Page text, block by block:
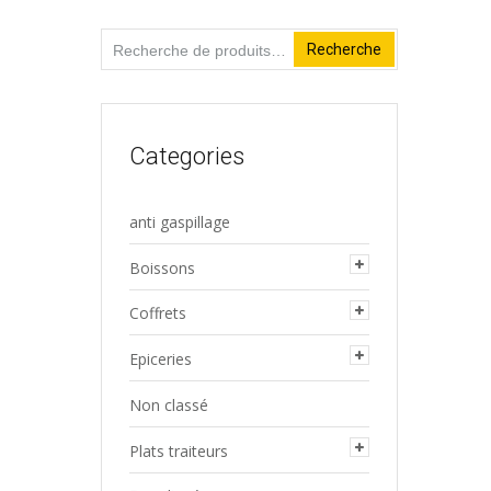
Recherche
pour :
Recherche
Categories
anti gaspillage
Boissons
Coffrets
Epiceries
Non classé
Plats traiteurs